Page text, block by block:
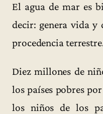
El agua de mar es
decir: genera vida y
procedencia
Diez millones de
los países pobres
los niños de los